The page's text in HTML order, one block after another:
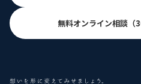
無料オンライン相談（